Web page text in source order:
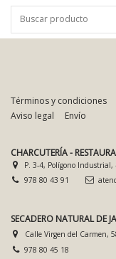
Términos y condiciones
Aviso legal
Envío
CHARCUTERÍA -
P. 3-4, Polígono Industrial,
978 80 43 91
SECADERO NATURAL DE
Calle Virgen del Carmen,
978 80 45 18